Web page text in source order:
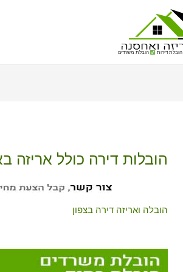
הובלת דירות הובלת משרדים
הובלות דירה כולל אריזה
הובלה ואריזה דירה בצפון